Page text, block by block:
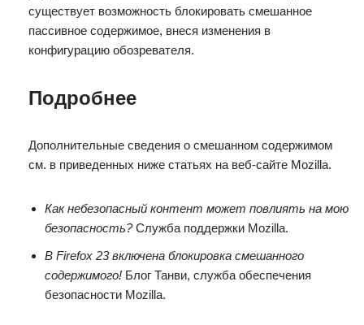
существует возможность блокировать смешанное
пассивное содержимое, внеся изменения в
конфигурацию обозревателя.
Подробнее
Дополнительные сведения о смешанном содержимом
см. в приведенных ниже статьях на веб-сайте Mozilla.
Как небезопасный контент может повлиять на мою
безопасность?Служба поддержки Mozilla.
В Firefox 23 включена блокировка смешанного
содержимого! Блог Танви, служба обеспечения
безопасности Mozilla.